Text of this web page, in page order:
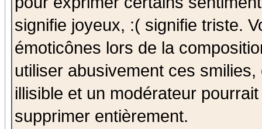
signifie joyeux, :( signifie triste.
émoticônes lors de la
utiliser abusivement ces
illisible et un modérateur
supprimer entièrement.